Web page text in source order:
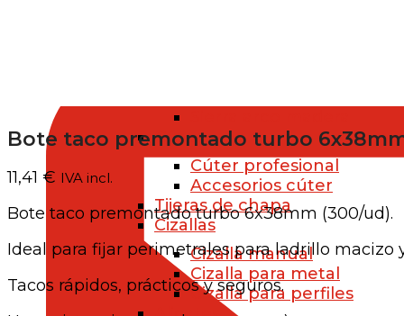
Cúter
Cúter profesional
Accesorios cúter
Tijeras de chapa
Cizallas
Cizalla manual
Cizalla para metal
Cizalla para perfiles
Bote taco premontado turbo
11,41 € IVA incl.
Bote taco premontado turbo 6x38mm (300/ud).
Ideal para fijar perimetrales para ladrillo macizo
Tacos rápidos, prácticos y seguros.